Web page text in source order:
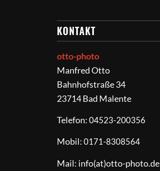
KONTAKT
otto-photo
Manfred Otto
Bahnhofstraße 34
23714 Bad Malente
Telefon:04523-200356
Mobil:0171-8308564
Mail: info(at)otto-photo.de